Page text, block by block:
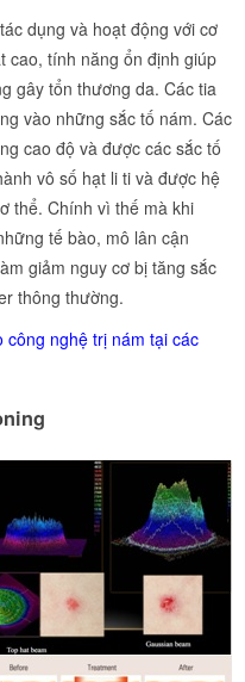
dụng và hoạt động với cơ
cao, tính năng ổn định giúp
gây tổn thương da. Các tia
vào những sắc tố nám. Các
cao độ và được các sắc tố
vô số hạt li ti và được hệ
thể. Chính vì thế mà khi
tế bào, mô lân cận
giảm nguy cơ bị tăng sắc
thông thường.
công nghệ trị nám tại các